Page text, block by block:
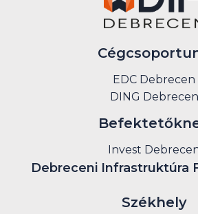
EDC Debrecen
DING Debrecen
Invest
Debreceni Infrastruktúra
Székhely